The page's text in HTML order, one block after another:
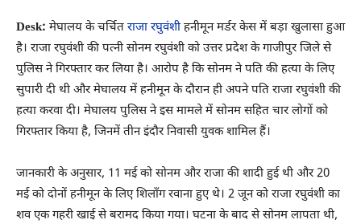
Desk: मेघालय के चर्चित राजा रघुवंशीहनीमून मर्डर केस में बड़ा खुलासा हुआ
है। राजा रघुवंशी की पत्नी सोनम रघुवंशी को उत्तर प्रदेश के गाजीपुर जिले से
पुलिस ने गिरफ्तार कर लिया है। आरोप है कि सोनम ने पति की हत्या के लिए
सुपारी दी थी और मेघालय में हनीमून के दौरान ही अपने पति राजा रघुवंशी की
हत्या करवा दी। मेघालय पुलिस ने इस मामले में सोनम सहित चार लोगों को
गिरफ्तार किया है, जिनमें तीन इंदौर निवासी युवक शामिल हैं।
जानकारी के अनुसार, 11 मई को सोनम और राजा की शादी हुई थी और 20
मई को दोनों हनीमून के लिए शिलॉंग रवाना हुए थे। 2 जून को राजा रघुवंशी का
शव एक गहरी खाई से बरामद किया गया। घटना के बाद से सोनम लापता थी,